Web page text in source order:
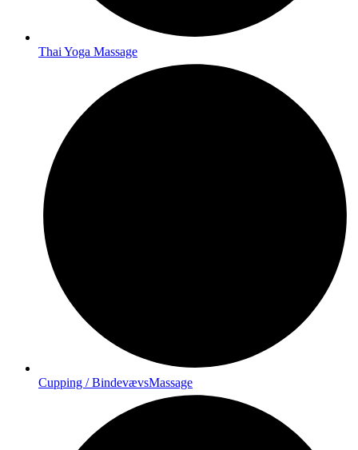
Thai Yoga Massage
Cupping / BindevævsMassage